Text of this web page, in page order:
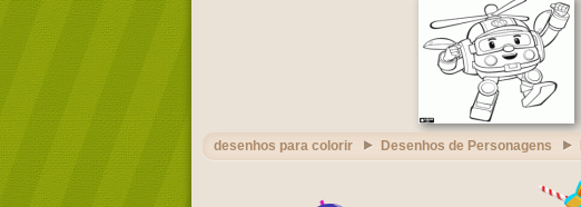
desenhos para colorir Desenhos de Personagens